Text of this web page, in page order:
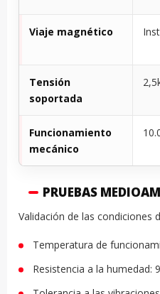
Viaje magnético
Tensión
soportada
Funcionamiento
mecánico
PRUEBAS
Validación de las condiciones
Temperatura de
Resistencia a la humedad: